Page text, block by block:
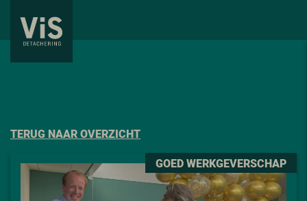
TERUG NAAR OVERZICHT
GOED WERKGEVERSCHAP